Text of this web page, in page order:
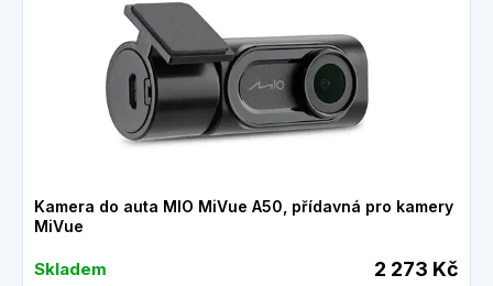
Kamera do auta MIO MiVue A50, přídavná pro kamery
MiVue
Skladem 2 273 Kč